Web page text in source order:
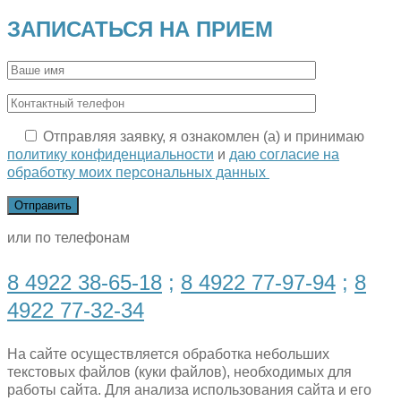
ЗАПИСАТЬСЯ НА ПРИЕМ
Отправляя заявку, я ознакомлен (а) и принимаю
политику конфиденциальности и даю согласие на
обработку моих персональных данных
или по телефонам
8 4922 38-65-18 ; 8 4922 77-97-94 ; 8
4922 77-32-34
На сайте осуществляется обработка небольших
текстовых файлов (куки файлов), необходимых для
работы сайта. Для анализа использования сайта и его